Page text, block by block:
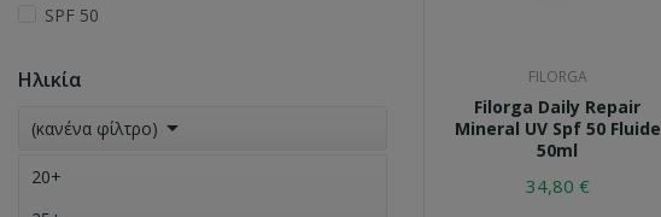
Frezyderm
Hydrovit
SPF 50
Ηλικία
(κανένα φίλτρο) 
20+
FILORGA
Filorga Daily Repair
Mineral UV Spf 50 Fluide
50ml
34,80 €